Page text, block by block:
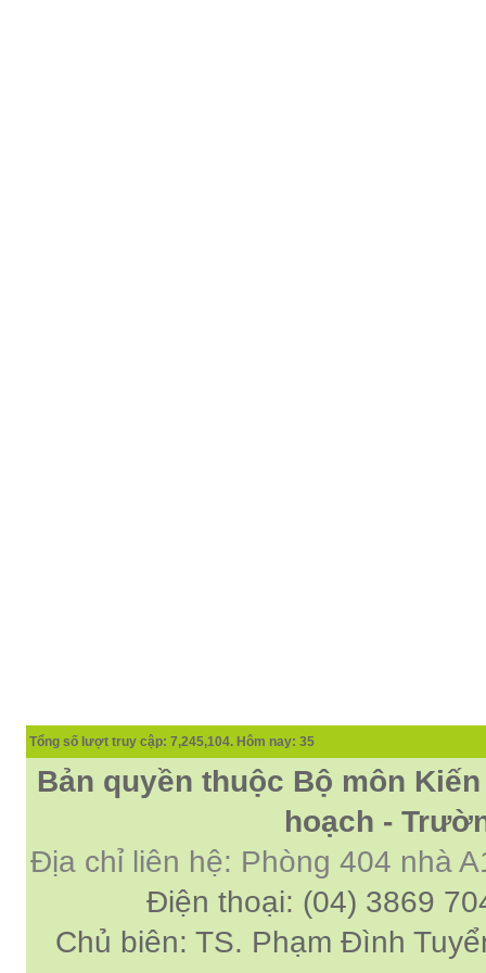
xuất bản lần đầu năm
1937. Quyển sách được viết
từ 90 năm trước nhưng nó
vẫn đang phản ánh nhiều
thực tế.
định hướng nghề nghiệp cho
sinh viên".
Em nghĩ đó là việc các thầy
đang làm không ngừng.
Em viết mail này để cảm ơn
công việc của thầy ạ.
Em cảm ơn thầy đã đọc ạ.